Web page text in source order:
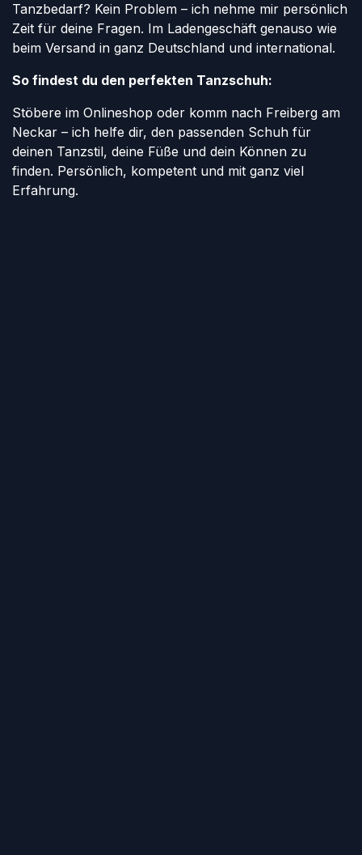
Tanzbedarf? Kein Problem – ich nehme mir persönlich
Zeit für deine Fragen. Im Ladengeschäft genauso wie
beim Versand in ganz Deutschland und international.
So findest du den perfekten Tanzschuh:
Stöbere im Onlineshop oder komm nach Freiberg am
Neckar – ich helfe dir, den passenden Schuh für
deinen Tanzstil, deine Füße und dein Können zu
finden. Persönlich, kompetent und mit ganz viel
Erfahrung.